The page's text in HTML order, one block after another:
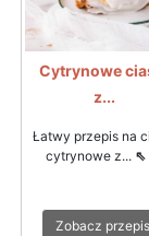
Cytrynowe
z...
Łatwy przepis na
cytrynowe z... ⇖
Zobacz